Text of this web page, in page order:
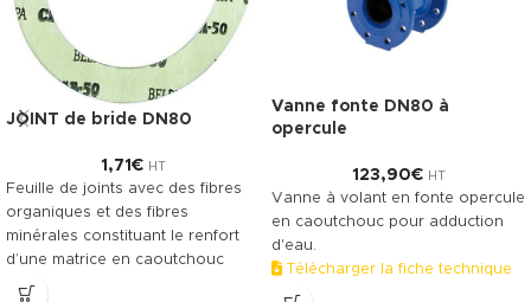
JOINT de bride DN80
1,71 € HT
Feuille de joints avec des fibres
organiques et des fibres
minérales constituant le renfort
d’une matrice en caoutchouc
NBR. Le TECNIFIBRE80 possède
Vanne fonte DN80 à
opercule
123,90€ HT
Vanne à volant en fonte opercule
en caoutchouc pour adduction
d'eau.
Télécharger la fiche technique
(.pdf)